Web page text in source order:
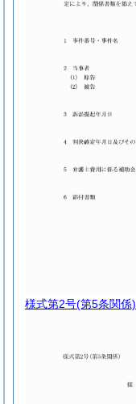
様式第2号(第5条関係)